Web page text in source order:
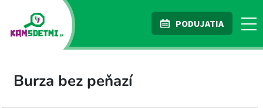
PODUJATIA
Burza bez peňazí